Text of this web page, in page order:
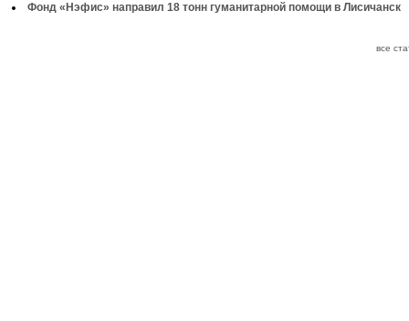
Фонд «Нэфис» направил 18 тонн гуманитарной помощи в Лисичанск
все